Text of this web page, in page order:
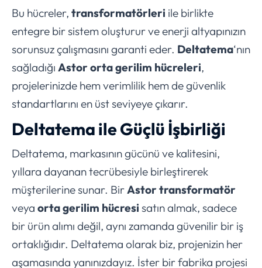
Bu hücreler, transformatörleri ile birlikte
entegre bir sistem oluşturur ve enerji altyapınızın
sorunsuz çalışmasını garanti eder. Deltatema‘nın
sağladığı Astor orta gerilim hücreleri,
projelerinizde hem verimlilik hem de güvenlik
standartlarını en üst seviyeye çıkarır.
Deltatema ile Güçlü İşbirliği
Deltatema, markasının gücünü ve kalitesini,
yıllara dayanan tecrübesiyle birleştirerek
müşterilerine sunar. BirAstor transformatör
veya orta gerilim hücresi satın almak, sadece
bir ürün alımı değil, aynı zamanda güvenilir bir iş
ortaklığıdır. Deltatema olarak biz, projenizin her
aşamasında yanınızdayız. İster bir fabrika projesi